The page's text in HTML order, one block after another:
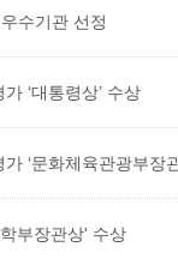
수기관 선정
‘대통령상’ 수상
‘문화체육관광부장
부장관상' 수상